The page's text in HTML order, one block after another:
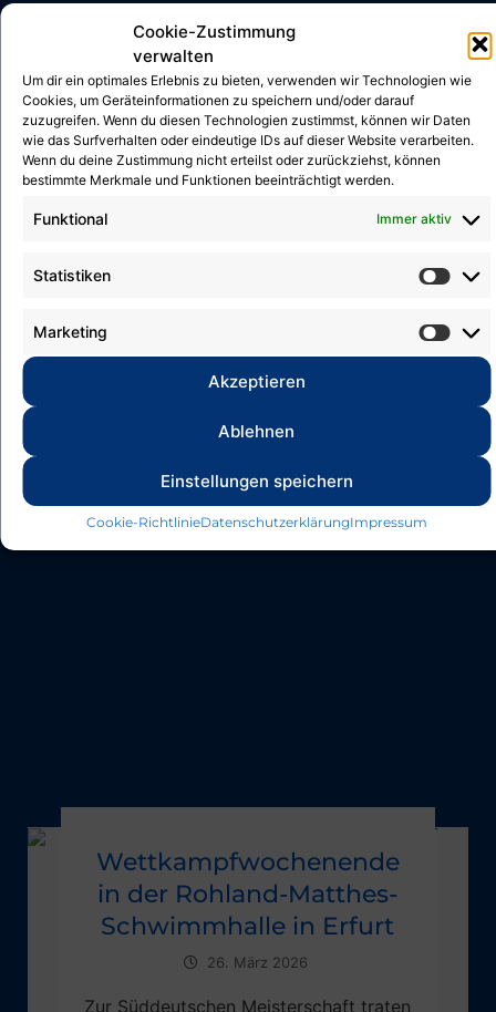
Cookie-Zustimmung
verwalten
Um dir ein optimales Erlebnis zu bieten, verwenden wir Technologien wie
Cookies, um Geräteinformationen zu speichern und/oder darauf
zuzugreifen. Wenn du diesen Technologien zustimmst, können wir Daten
wie das Surfverhalten oder eindeutige IDs auf dieser Website verarbeiten.
Wenn du deine Zustimmung nicht erteilst oder zurückziehst, können
bestimmte Merkmale und Funktionen beeinträchtigt werden.
Funktional Immer aktiv
Statistiken
Marketing
Akzeptieren
Ablehnen
Einstellungen speichern
Cookie-RichtlinieDatenschutzerklärungImpressum
30. März 2026
Halle die Deutsche
Wettkampfwochenende
in der Rohland-Matthes-
Schwimmhalle in Erfurt
26. März 2026
Zur Süddeutschen Meisterschaft traten